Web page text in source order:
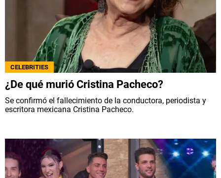
CELEBRITIES
¿De qué murió Cristina Pacheco?
Se confirmó el fallecimiento de la conductora, periodista y
escritora mexicana Cristina Pacheco.